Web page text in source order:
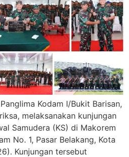
Kodam I/Bukit Barisan,
melaksanakan kunjungan
Samudera (KS) di Makorem
No. 1, Pasar Belakang, Kota
Kunjungan tersebut